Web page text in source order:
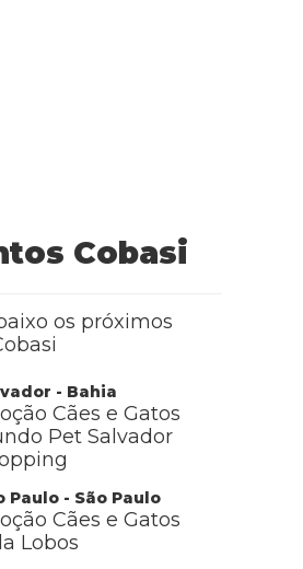
Cobasi
os próximos
- Bahia
Cães e Gatos
Pet Salvador
Paulo - São Paulo
Cães e Gatos
Lobos